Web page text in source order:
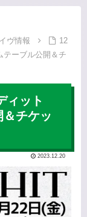
ヴ情報
12
テーブル公開＆チ
ィット
チケッ
2023.12.20